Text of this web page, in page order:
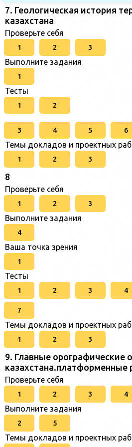
7. Геологическая история
казахстана
Проверьте себя
1 2 3
Выполните задания
1
Тесты
1 2
3 4 5 6
Темы докладов и проектных
1 2 3
8
Проверьте себя
1 2 3
Выполните задания
4
Ваша точка зрения
1
Тесты
1 2 3 4
7
Темы докладов и проектных
1 2 3
9. Главные орографические
казахстана.платформенные
Проверьте себя
1 2 3 4
Выполните задания
2 5
Темы докладов и проектных